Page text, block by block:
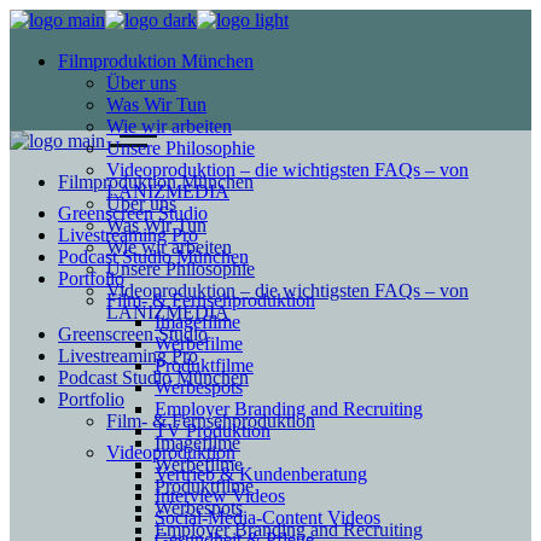
Filmproduktion München
Über uns
Was Wir Tun
Wie wir arbeiten
Unsere Philosophie
Videoproduktion – die wichtigsten FAQs – von
LANIZMEDIA
Greenscreen Studio
Livestreaming Pro
Podcast Studio München
Portfolio
Film- & Fernsehproduktion
Imagefilme
Werbefilme
Produktfilme
Werbespots
Employer Branding and Recruiting
TV Produktion
Videoproduktion
Vertrieb & Kundenberatung
Interview Videos
Social-Media-Content Videos
Filmproduktion München
Über uns
Was Wir Tun
Wie wir arbeiten
Unsere Philosophie
Videoproduktion – die wichtigsten FAQs – von
LANIZMEDIA
Greenscreen Studio
Livestreaming Pro
Podcast Studio München
Portfolio
Film- & Fernsehproduktion
Imagefilme
Werbefilme
Produktfilme
Werbespots
Employer Branding and Recruiting